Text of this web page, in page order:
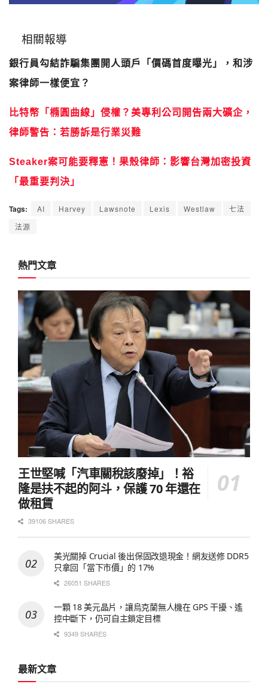
相關報導
銀行員勾結詐騙集團開人頭戶「價碼首度曝光」，和涉
案律師一樣便宜？
比特幣「橢圓曲線」侵權？美專利公司開告兩大礦企，
律師警告：若勝訴是行業災難
Steaker案可能要釋憲！果殼律師：影響台灣加密投資
「最重要判決」
Tags: AI Harvey Lawsnote Lexis Westlaw
七法
法源
熱門文章
王世堅喊「汽車關稅該廢掉」！裕
隆是扶不起的阿斗，保護 70 年還在
做租賃
39106 SHARES
美光關掉 Crucial 後出保固改退現金！網友送修 DDR5
只拿回「當下市價」的 17%
26051 SHARES
一顆 18 美元晶片，讓烏克蘭無人機在 GPS 干擾、遙
控中斷下，仍可自主鎖定目標
9349 SHARES
最新文章